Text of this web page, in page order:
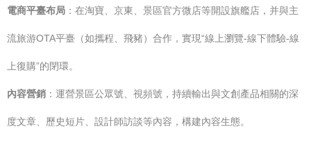
電商平臺布局 ：在淘寶、京東、景區官方微店等開設旗艦店，并與主
流旅游OTA平臺（如攜程、飛豬）合作，實現“線上瀏覽-線下體驗-線
上復購”的閉環。
內容營銷 ：運營景區公眾號、視頻號，持續輸出與文創產品相關的深
度文章、歷史短片、設計師訪談等內容，構建內容生態。